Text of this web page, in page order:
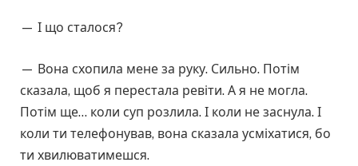
— І що сталося?
— Вона схопила мене за руку. Сильно. Потім
сказала, щоб я перестала ревіти. А я не могла.
Потім ще… коли суп розлила. І коли не заснула. І
коли ти телефонував, вона сказала усміхатися, бо
ти хвилюватимешся.